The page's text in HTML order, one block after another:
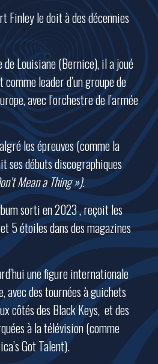
Finley le doit à des décennies
Louisiane (Bernice), il a joué
leader d’un groupe de
avec l’orchestre de l’armée
les épreuves (comme la
ses débuts discographiques
Mean a Thing »).
sorti en 2023 , reçoit les
5 étoiles dans des magazines
une figure internationale
avec des tournées à guichets
côtés des Black Keys, et des
à la télévision (comme
Got Talent).